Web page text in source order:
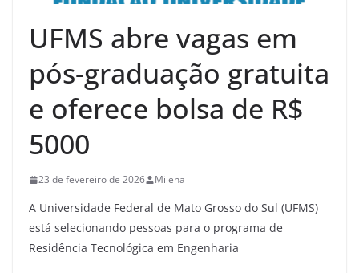
UFMS abre vagas em
pós-graduação gratuita
e oferece bolsa de R$
5000
23 de fevereiro de 2026 Milena
A Universidade Federal de Mato Grosso do Sul (UFMS)
está selecionando pessoas para o programa de
Residência Tecnológica em Engenharia